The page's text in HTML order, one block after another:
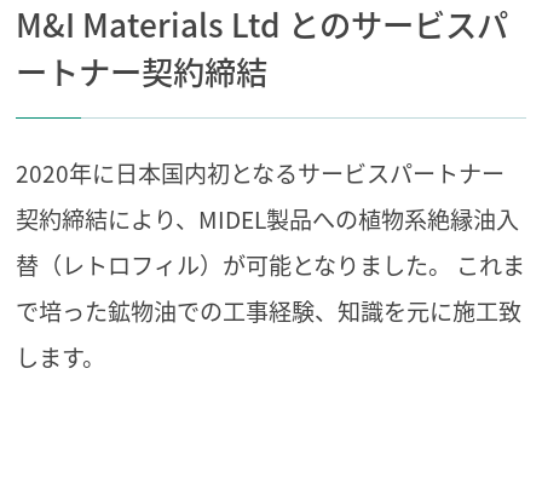
M&I Materials Ltd とのサービスパ
ートナー契約締結
2020年に日本国内初となるサービスパートナー
契約締結により、MIDEL製品への植物系絶縁油入
替（レトロフィル）が可能となりました。
これま
で培った鉱物油での工事経験、知識を元に施工致
します。